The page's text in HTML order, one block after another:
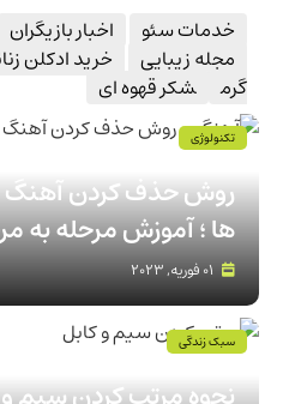
خدمات سئو اخبار بازیگران
مجله زیبایی
خرید ادکلن
گرم
شکر قهوه ای
روش حذف كردن آهنگ
ها ؛ آموزش مرحله به
01 فوریه, 2023
تکنولوژی
سبک زندگی